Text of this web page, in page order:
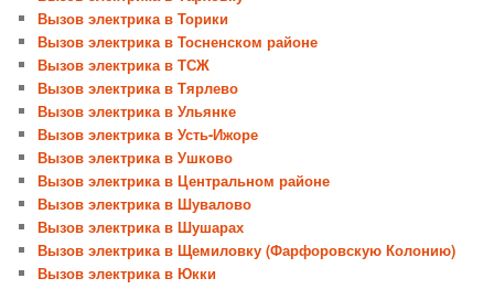
Вызов электрика в Торики
Вызов электрика в Тосненском районе
Вызов электрика в ТСЖ
Вызов электрика в Тярлево
Вызов электрика в Ульянке
Вызов электрика в Усть-Ижоре
Вызов электрика в Ушково
Вызов электрика в Центральном районе
Вызов электрика в Шувалово
Вызов электрика в Шушарах
Вызов электрика в Щемиловку (Фарфоровскую Колонию)
Вызов электрика в Юкки